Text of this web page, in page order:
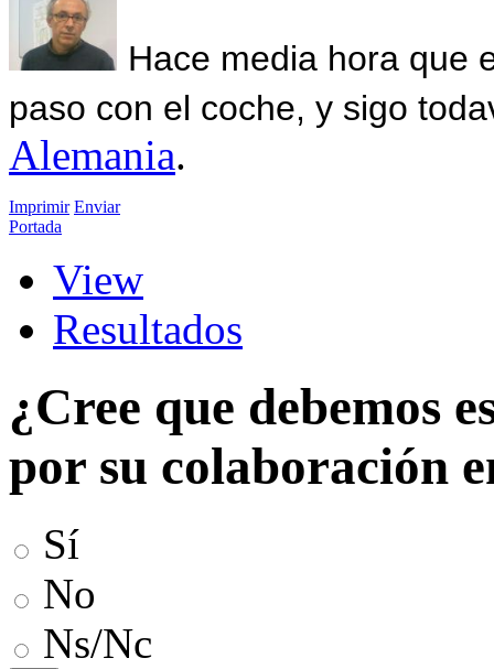
Hace media hora que
paso con el coche, y sigo
Alemania.
Imprimir Enviar
Portada
View
Resultados
¿Cree que debemos
por su colaboración
Sí
No
Ns/Nc